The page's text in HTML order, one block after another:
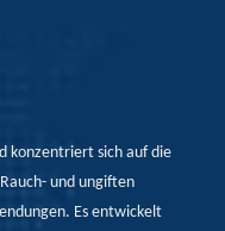
konzentriert sich auf die
und ungiften
Es entwickelt